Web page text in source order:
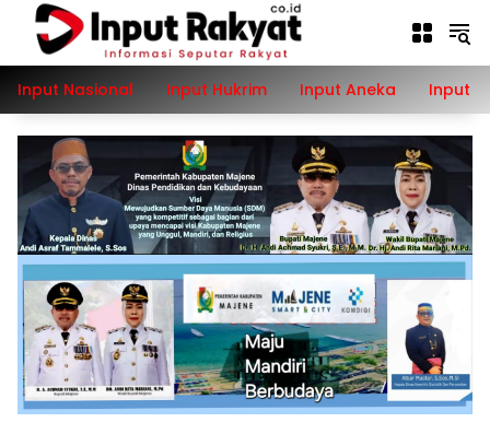
Langsung
konten
Input Nasional
Input Hukrim Input Aneka Input